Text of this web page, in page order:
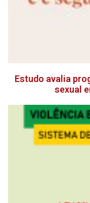
Estudo avalia
sexual